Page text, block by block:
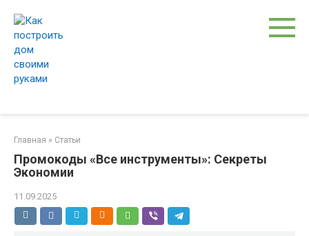
контенту
Главная » Статьи
Промокоды «Все инструменты»: Секреты
Экономии
11.09.2025